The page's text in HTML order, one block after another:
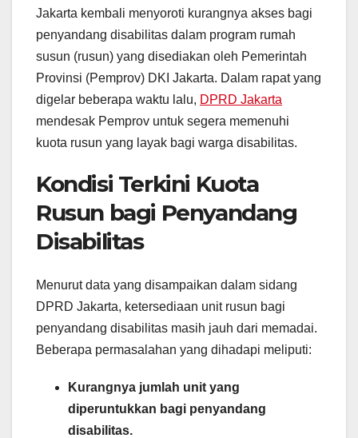
Jakarta kembali menyoroti kurangnya akses bagi
penyandang disabilitas dalam program rumah
susun (rusun) yang disediakan oleh Pemerintah
Provinsi (Pemprov) DKI Jakarta. Dalam rapat yang
digelar beberapa waktu lalu, DPRD Jakarta
mendesak Pemprov untuk segera memenuhi
kuota rusun yang layak bagi warga disabilitas.
Kondisi Terkini Kuota
Rusun bagi Penyandang
Disabilitas
Menurut data yang disampaikan dalam sidang
DPRD Jakarta, ketersediaan unit rusun bagi
penyandang disabilitas masih jauh dari memadai.
Beberapa permasalahan yang dihadapi meliputi:
Kurangnya jumlah unit yang
diperuntukkan bagi penyandang
disabilitas.